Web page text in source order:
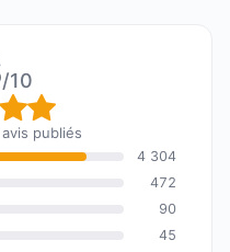
/10
: 9,6 sur
publiés
4 304
472
90
45